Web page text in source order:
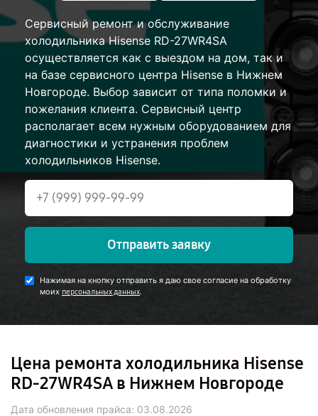
Сервисный ремонт и обслуживание
холодильника Hisense RD-27WR4SA
осуществляется как с выездом на дом, так и
на базе сервисного центра Hisense в Нижнем
Новгороде. Выбор зависит от типа поломки и
пожелания клиента. Сервисный центр
располагает всем нужным оборудованием для
диагностики и устранения проблем
холодильников Hisense.
Отправить заявку
Нажимая на кнопку отправить я даю свое согласие на обработку
моих персональных данных.
Цена ремонта холодильника Hisense
RD-27WR4SA в Нижнем Новгороде
Дата обновления прайса: 03.08.2026